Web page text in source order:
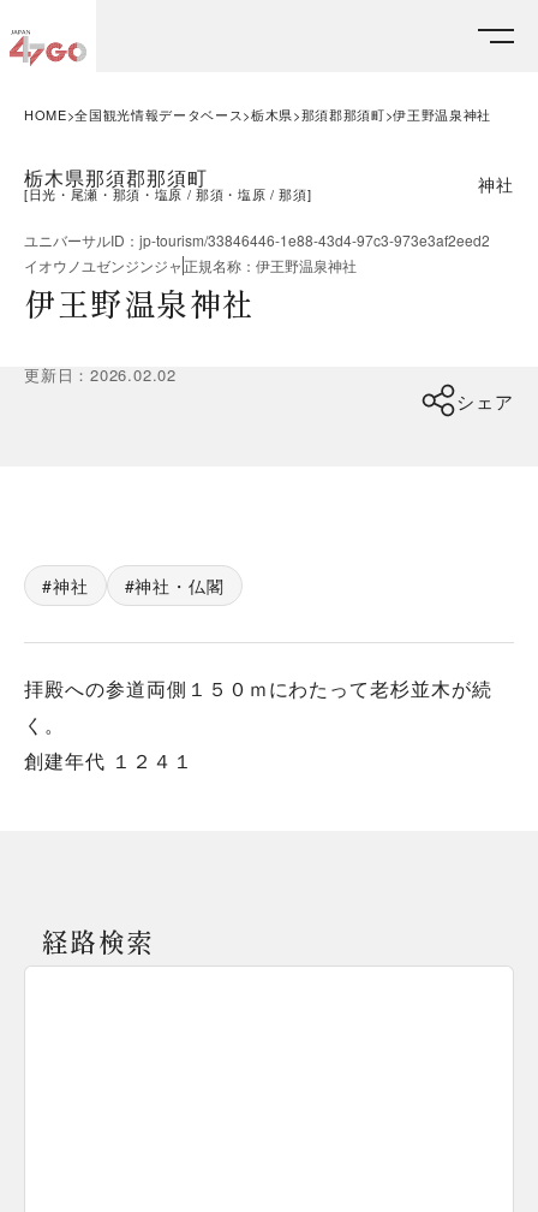
HOME 全国観光情報データベース 栃木県 那須郡那須町 伊王野温泉神社
栃木県那須郡那須町
[日光・尾瀬・那須・塩原 那須・塩原 那須] 神社
ユニバーサルID ： jp-tourism/33846446-1e88-43d4-97c3-973e3af2eed2
イオウノユゼンジンジャ正規名称 ： 伊王野温泉神社
伊王野温泉神社
更新日 ：2026.02.02
シェア
神社 神社・仏閣
拝殿への参道両側１５０ｍにわたって老杉並木が続
く。
創建年代 １２４１
経路検索